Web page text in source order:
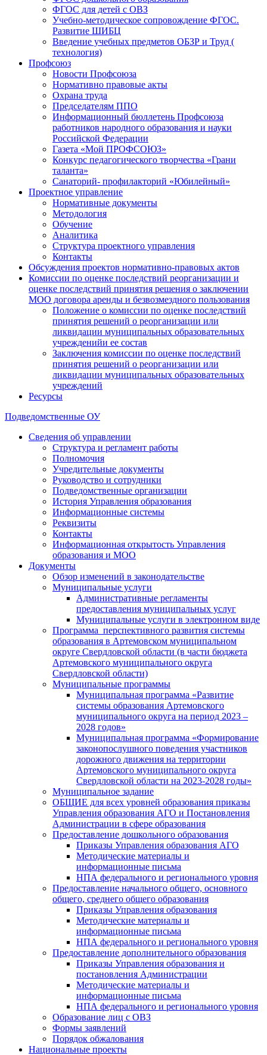
ФГОС для детей с ОВЗ
Учебно-методическое сопровождение ФГОС.
Развитие ШИБЦ
Введение учебных предметов ОБЗР и Труд (
технология)
Профсоюз
Новости Профсоюза
Нормативно правовые акты
Охрана труда
Председателям ППО
Информационный бюллетень Профсоюза
работников народного образования и науки
Российской Федерации
Газета «Мой ПРОФСОЮЗ»
Конкурс педагогического творчества «Грани
таланта»
Санаторий- профилакторий «Юбилейный»
Проектное управление
Нормативные документы
Методология
Обучение
Аналитика
Структура проектного управления
Контакты
Обсуждения проектов нормативно-правовых актов
Комиссии по оценке последствий реорганизации и
оценке последствий принятия решения о заключении
МОО договора аренды и безвозмездного пользования
Положение о комиссии по оценке последствий
принятия решений о реорганизации или
ликвидации муниципальных образовательных
учрежденийи ее состав
Заключения комиссии по оценке последствий
принятия решений о реорганизации или
ликвидации муниципальных образовательных
учреждений
Ресурсы
Подведомственные ОУ
Сведения об управлении
Структура и регламент работы
Полномочия
Учредительные документы
Руководство и сотрудники
Подведомственные организации
История Управления образования
Информационные системы
Реквизиты
Контакты
Информационная открытость Управления
образования и МОО
Документы
Обзор изменений в законодательстве
Муниципальные услуги
Административные регламенты
предоставления муниципальных услуг
Муниципальные услуги в электронном виде
Программа перспективного развития системы
образования в Артемовском муниципальном
округе Свердловской области (в части бюджета
Артемовского муниципального округа
Свердловской области)
Муниципальные программы
Муниципальная программа «Развитие
системы образования Артемовского
муниципального округа на период 2023 –
2028 годов»
Муниципальная программа «Формирование
законопослушного поведения участников
дорожного движения на территории
Артемовского муниципального округа
Свердловской области на 2023-2028 годы»
Муниципальное задание
ОБЩИЕ для всех уровней образования приказы
Управления образования АГО и Постановления
Администрации в сфере образования
Предоставление дошкольного образования
Приказы Управления образования АГО
Методические материалы и
информационные письма
НПА федерального и регионального уровня
Предоставление начального общего, основного
общего, среднего общего образования
Приказы Управления образования
Методические материалы и
информационные письма
НПА федерального и регионального уровня
Предоставление дополнительного образования
Приказы Управления образования и
постановления Администрации
Методические материалы и
информационные письма
НПА федерального и регионального уровня
Образование лиц с ОВЗ
Формы заявлений
Порядок обжалования
Национальные проекты